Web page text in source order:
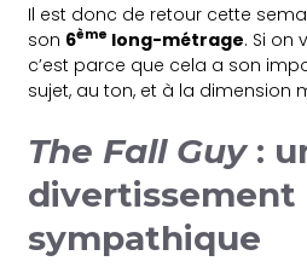
Il est donc de retour cette
son 6ème long-métrage. Si on
c’est parce que cela a son
sujet, au ton, et à la dimension
The Fall Guy :
divertissement
sympathique